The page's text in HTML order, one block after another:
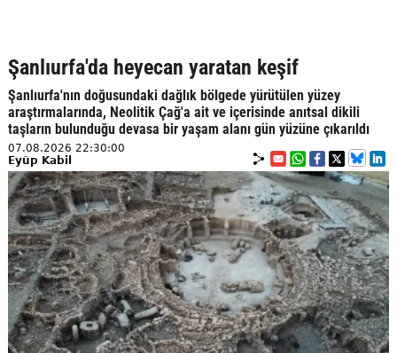
Şanlıurfa'da heyecan yaratan keşif
Şanlıurfa'nın doğusundaki dağlık bölgede yürütülen yüzey
araştırmalarında, Neolitik Çağ'a ait ve içerisinde anıtsal dikili
taşların bulunduğu devasa bir yaşam alanı gün yüzüne çıkarıldı
07.08.2026 22:30:00
Eyüp Kabil